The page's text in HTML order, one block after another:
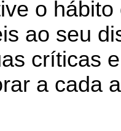
o
ao seu
críticas
a cada